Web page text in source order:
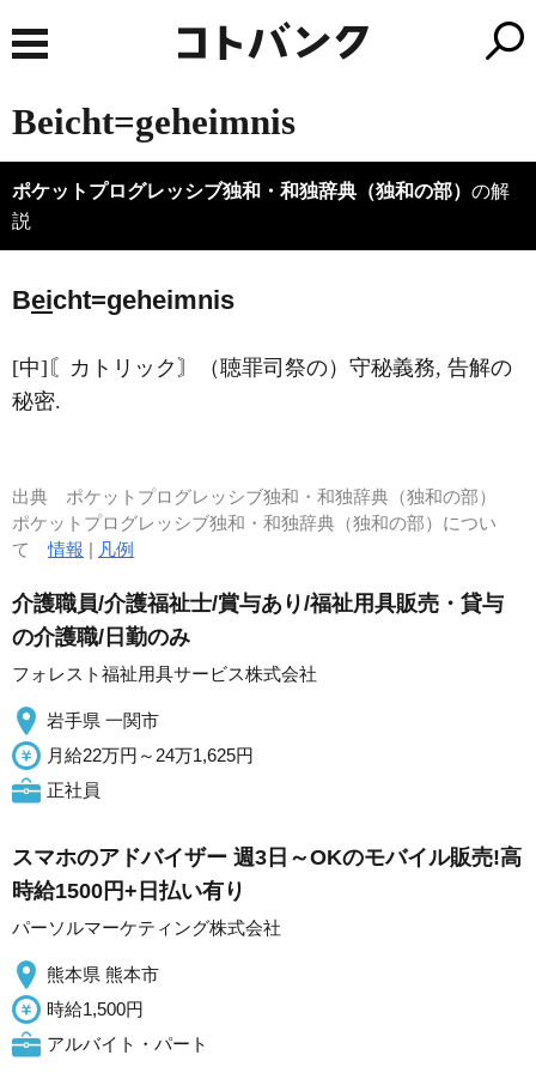
Beicht=geheimnis
ポケットプログレッシブ独和・和独辞典（独和の部） の解
説
Beicht=geheimnis
[中]〘カトリック〙（聴罪司祭の）守秘義務, 告解の
秘密.
出典 ポケットプログレッシブ独和・和独辞典（独和の部）
ポケットプログレッシブ独和・和独辞典（独和の部）につい
て情報 | 凡例
介護職員/介護福祉士/賞与あり/福祉用具販売・貸与
の介護職/日勤のみ
フォレスト福祉用具サービス株式会社
岩手県 一関市
月給22万円～24万1,625円
正社員
スマホのアドバイザー 週3日～OKのモバイル販売!高
時給1500円+日払い有り
パーソルマーケティング株式会社
熊本県 熊本市
時給1,500円
アルバイト・パート